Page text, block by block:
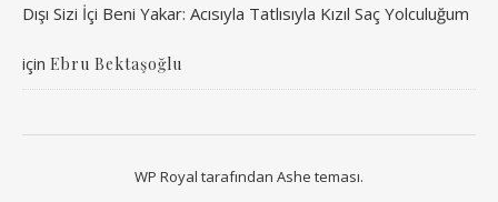
Dışı Sizi İçi Beni Yakar: Acısıyla Tatlısıyla Kızıl Saç Yolculuğum
için Ebru Bektaşoğlu
WP Royal tarafından Ashe teması.